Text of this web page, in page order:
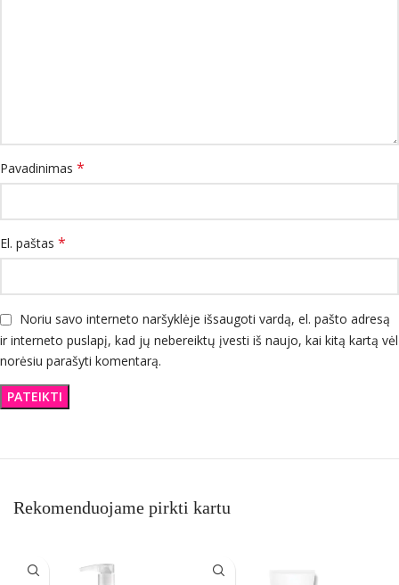
Pavadinimas *
El. paštas *
Noriu savo interneto naršyklėje išsaugoti vardą, el. pašto adresą
ir interneto puslapį, kad jų nebereiktų įvesti iš naujo, kai kitą kartą vėl
norėsiu parašyti komentarą.
Rekomenduojame pirkti kartu